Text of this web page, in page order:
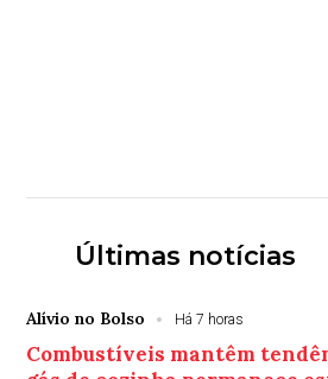
Últimas notícias
Alívio no Bolso Há 7 horas
Combustíveis mantêm